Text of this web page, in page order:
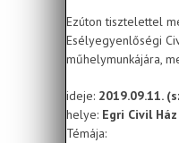
Ezúton tisztelettel
Esélyegyenlőségi
műhelymunkájára,
ideje: 2019.09.11.
helye: Egri Civil Ház
Témája: